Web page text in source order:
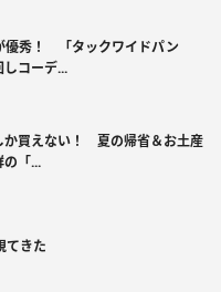
優秀！ 「タックワイドパン
コーデ...
か買えない！ 夏の帰省＆お土産
の「...
てきた